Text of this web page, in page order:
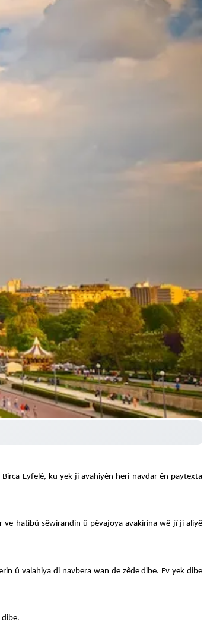
Eyfelê, ku yek ji avahiyên herî navdar ên paytexta
ve hatibû sêwirandin û pêvajoya avakirina wê jî ji aliyê
û valahiya di navbera wan de zêde dibe. Ev yek dibe
dibe.